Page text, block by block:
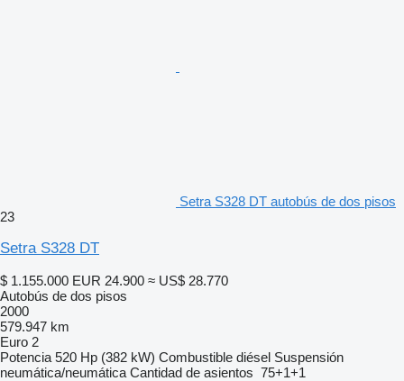
Setra S328 DT autobús de dos pisos
23
Setra S328 DT
$ 1.155.000 EUR 24.900 ≈ US$ 28.770
Autobús de dos pisos
2000
579.947 km
Euro 2
Potencia 520 Hp (382 kW) Combustible diésel Suspensión
neumática/neumática Cantidad de asientos 75+1+1